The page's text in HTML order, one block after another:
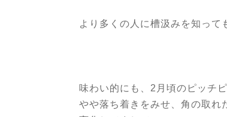
より多くの人に槽汲みを知っ
味わい的にも、2月頃のピッチ
やや落ち着きをみせ、角の取れ